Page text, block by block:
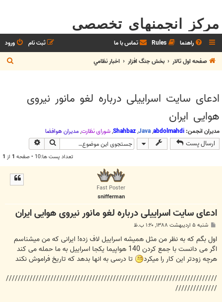
مرکز انجمنهای تخصصی
راهنما Rules تماس با ما ورود
ثبت نام
صفحه اول تالار
بخش جنگ افزار اخبار نظامي
س
ادعای سایت اسراییلی درباره لغو مانور نیروی
هوایی ایران
مدیران انجمن: abdolmahdi
,
Java
,
Shahbaz
,شوراي نظارت,مديران هوافضا
ارسال پست جستجو
تعداد پست ها:10 • صفحه 1 از 1
Fast Poster
snifferman
ادعای سایت اسراییلی درباره لغو مانور نیروی هوایی ایران
ت
شنبه ۵ اردیبهشت ۱۳۸۸, ۱:۲۰ ب.ظ
اول بگم که به نظر من مثل همیشه اسراییل لاف زده! ایرانی که من میشناسم
اگر می دانست با جمع کردن 140 هواپیما یکجا اسراییل به ما حمله می کند
هرچه زودتر این کار را میکرد
تا درسی به انها بدهد که تاریخ فراموش نکند
///////////////////////////////////////////////////////////////////////
//////////////